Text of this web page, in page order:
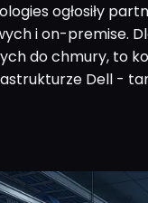
ogłosiły
i on-premise.
do chmury, to
Dell -